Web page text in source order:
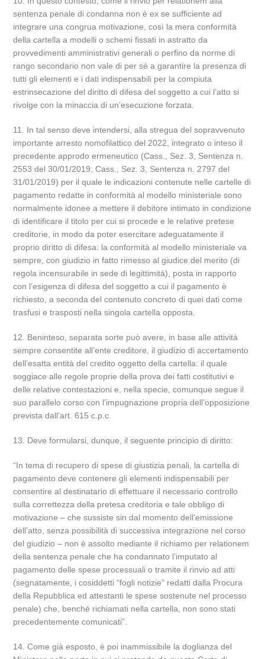
sentenza penale di condanna non è ex se sufficiente ad
integrare una congrua motivazione, così la mera conformità
della cartella a modelli o schemi fissati in astratto da
provvedimenti amministrativi generali o perfino da norme di
rango secondario non vale di per sé a garantire la presenza di
tutti gli elementi e i dati indispensabili per la compiuta
estrinsecazione del diritto di difesa del soggetto a cui l’atto si
rivolge con la minaccia di un’esecuzione forzata.
11. In tal senso deve intendersi, alla stregua del sopravvenuto
importante arresto nomofilattico del 2022, integrato o inteso il
precedente approdo ermeneutico (Cass., Sez. 3, Sentenza n.
2553 del 30/01/2019; Cass., Sez. 3, Sentenza n. 2797 del
31/01/2019) per il quale le indicazioni contenute nelle cartelle di
pagamento redatte in conformità al modello ministeriale sono
normalmente idonee a mettere il debitore intimato in condizione
di identificare il titolo per cui si procede e le relative pretese
creditorie, in modo da poter esercitare adeguatamente il
proprio diritto di difesa: la conformità al modello ministeriale va
sempre, con giudizio in fatto rimesso al giudice del merito (di
regola incensurabile in sede di legittimità), posta in rapporto
con l’esigenza di difesa del soggetto a cui il pagamento è
richiesto, a seconda del contenuto concreto di quei dati come
trasfusi e trasposti nella singola cartella opposta.
12. Beninteso, separata sorte può avere, in base alle attività
sempre consentite all’ente creditore, il giudizio di accertamento
dell’esatta entità del credito oggetto della cartella: il quale
soggiace alle regole proprie della prova dei fatti costitutivi e
delle relative contestazioni e, nella specie, comunque segue il
suo parallelo corso con l’impugnazione propria dell’opposizione
prevista dall’art. 615 c.p.c.
13. Deve formularsi, dunque, il seguente principio di diritto:
“In tema di recupero di spese di giustizia penali, la cartella di
pagamento deve contenere gli elementi indispensabili per
consentire al destinatario di effettuare il necessario controllo
sulla correttezza della pretesa creditoria e tale obbligo di
motivazione – che sussiste sin dal momento dell’emissione
dell’atto, senza possibilità di successiva integrazione nel corso
del giudizio – non è assolto mediante il richiamo per relationem
della sentenza penale che ha condannato l’imputato al
pagamento delle spese processuali o tramite il rinvio ad atti
(segnatamente, i cosiddetti “fogli notizie” redatti dalla Procura
della Repubblica ed attestanti le spese sostenute nel processo
penale) che, benché richiamati nella cartella, non sono stati
precedentemente comunicati”.
14. Come già esposto, è poi inammissibile la doglianza del